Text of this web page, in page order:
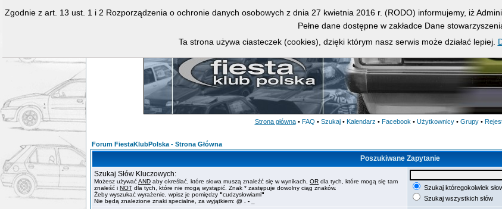
Strona główna • FAQ • Szukaj • Kalendarz • Facebook • Użytkownicy • Grupy •
Forum FiestaKlubPolska - Strona Główna
Poszukiwane Zapytanie
Szukaj Słów Kluczowych:
Możesz używaćAND aby określać, które słowa muszą znaleźć się w wynikach, OR dla tych, które mogą się tam
znaleść i NOT dla tych, które nie mogą wystąpić. Znak * zastępuje dowolny ciąg znaków.
Żeby wyszukać wyrażenie, wpisz je pomiędzy "cudzysłowiami"
Nie będą znalezione znaki specialne, za wyjątkiem: @ . - _
Szukaj któregokolwiek
Szukaj wszystkich słów
Zgodnie z art. 13 ust. 1 i 2 Rozporządzenia o ochronie danych osobowych z dnia 27 kwietnia 2016 r. (RODO) informujemy, iż
Pełne dane dostępne w zakładce Dane
Ta strona używa ciasteczek (cookies), dzięki którym nasz serwis może działać lepiej.